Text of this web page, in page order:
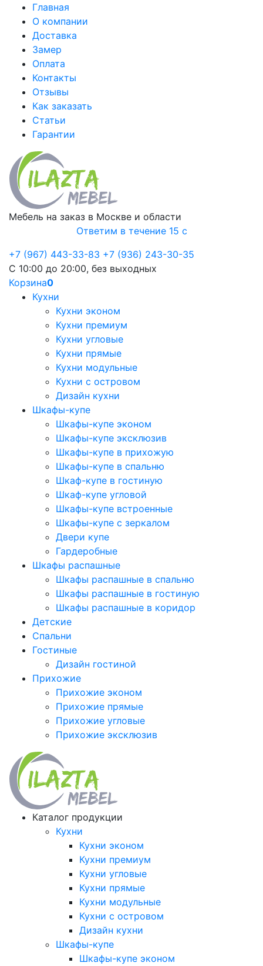
Главная
О компании
Доставка
Замер
Оплата
Контакты
Отзывы
Как заказать
Статьи
Гарантии
Мебель на заказ в Москве и области
Ответим в течение 15 с
+7 (967) 443-33-83 +7 (936) 243-30-35
С 10:00 до 20:00, без выходных
Корзина0
Кухни
Кухни эконом
Кухни премиум
Кухни угловые
Кухни прямые
Кухни модульные
Кухни с островом
Дизайн кухни
Шкафы-купе
Шкафы-купе эконом
Шкафы-купе эксклюзив
Шкафы-купе в прихожую
Шкафы-купе в спальню
Шкаф-купе в гостиную
Шкаф-купе угловой
Шкафы-купе встроенные
Шкафы-купе с зеркалом
Двери купе
Гардеробные
Шкафы распашные
Шкафы распашные в спальню
Шкафы распашные в гостиную
Шкафы распашные в коридор
Детские
Спальни
Гостиные
Дизайн гостиной
Прихожие
Прихожие эконом
Прихожие прямые
Прихожие угловые
Прихожие эксклюзив
Каталог продукции
Кухни
Кухни эконом
Кухни премиум
Кухни угловые
Кухни прямые
Кухни модульные
Кухни с островом
Дизайн кухни
Шкафы-купе
Шкафы-купе эконом